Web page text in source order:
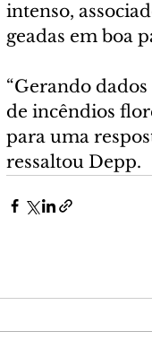
intenso,
geadas em boa
“Gerando
de incêndios
para uma
ressaltou Depp.